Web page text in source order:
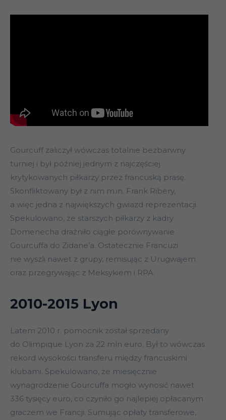
Gourcuff zaliczył wówczas totalnie bezbarwny
turniej i był później jednym z najczęściej
krytykowanych piłkarzy przez francuską prasę.
Skonfliktowany był z nim m.in. Frank Ribery,
a więc jedna z największych gwiazd reprezentacji.
Spekulowano, że starszych piłkarzy z kadry
Domenecha drażniło ciągłe porównywanie
Gourcuffa do Zidane’a. Ostatecznie Francuzi
nie wyszli nawet z grupy, remisując z Urugwajem
oraz przegrywając z Meksykiem i RPA.
2010-2015 Lyon
Latem 2010 r. pomocnik został sprzedany
do Olimpique Lyon za 22 mln euro. Był to wówczas
rekord wysokości transferu między francuskimi
klubami. Spekulowano, że miesięcznie
wynagrodzenie Gourcuffa mogło wynosić nawet
336 tysięcy euro, co czyniło go najlepiej opłacanym
graczem we Francji. Sumując opłaty transferowe,